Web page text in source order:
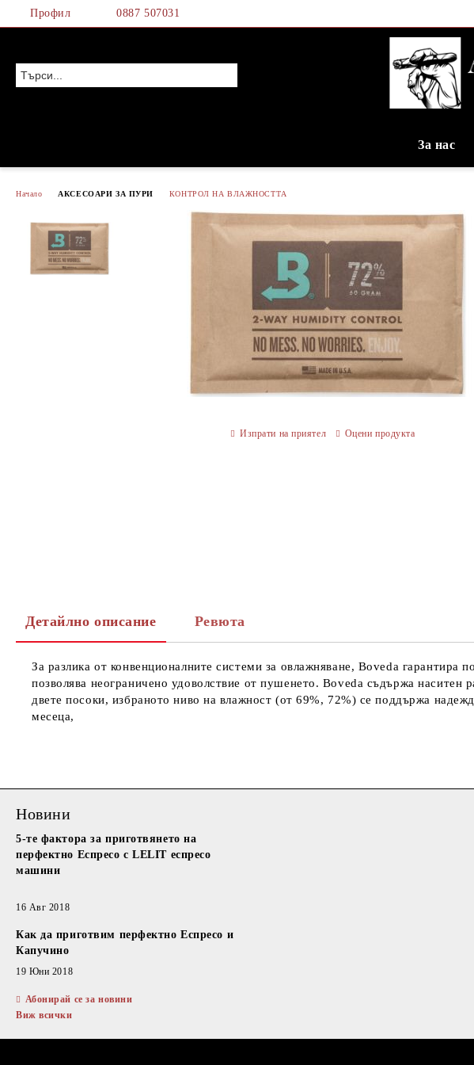
Профил 0887 507031
За нас
Начало АКСЕСОАРИ ЗА ПУРИ КОНТРОЛ НА ВЛАЖНОСТТА
Изпрати на приятел Оцени продукта
Детайлно описание Ревюта
За разлика от конвенционалните системи за овлажняване, Boveda гарантира
позволява неограничено удоволствие от пушенето. Boveda съдържа
двете посоки, избраното ниво на влажност (от 69%, 72%) се поддържа
месеца,
Новини
5-те фактора за приготвянето на
перфектно Еспресо с LELIT еспресо
машини
16 Авг 2018
Как да приготвим перфектно Еспресо и
Капучино
19 Юни 2018
Абонирай се за новини
Виж всички